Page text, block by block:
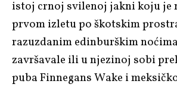
istoj crnoj svilenoj jakni koju je
prvom izletu po škotskim
razuzdanim edinburškim
završavale ili u njezinoj sobi
puba Finnegans Wake i